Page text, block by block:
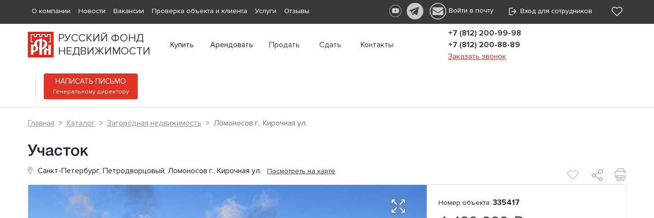
О компании Новости Вакансии Проверка объекта и клиента Услуги Отзывы Войти в почту Вход для сотрудников
РУССКИЙ ФОНД
НЕДВИЖИМОСТИ
Купить Арендовать Продать Сдать Контакты
+7 (812) 200-99-98
+7 (812) 200-88-89
Заказать звонок
НАПИСАТЬ ПИСЬМО
Генеральному директору
Главная Каталог Загородная недвижимость Ломоносов г., Кирочная ул.
Участок
Санкт-Петербург, Петродворцовый, Ломоносов г., Кирочная ул. Посмотреть на карте
Номер объекта: 335417